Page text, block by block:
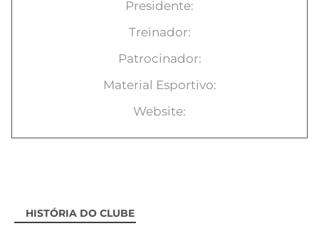
HISTÓRIA DO CLUBE
Presidente:
Treinador:
Patrocinador:
Material Esportivo:
Website: